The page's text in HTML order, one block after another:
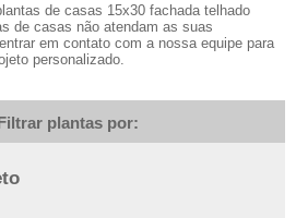
de casas 15x30 fachada telhado
de casas não atendam as suas
em contato com a nossa equipe para
personalizado.
plantas por: